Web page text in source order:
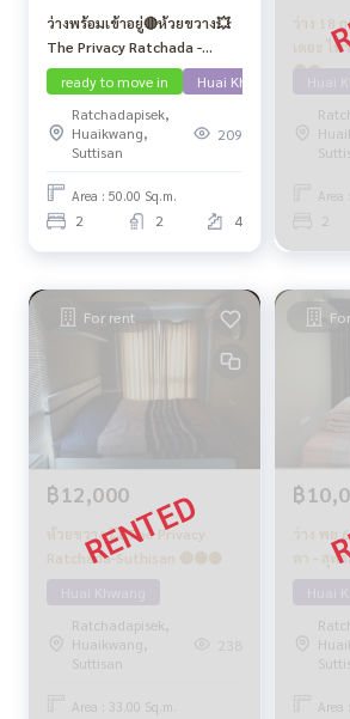
ว่างพร้อมเข้าอยู่🔴ห้วยขวาง💥
The Privacy Ratchada -
Sutthisan
ready to move in
Huai Khwang
Ratchadapisek,
Huaikwang,
Suttisan
209
Area : 50.00 Sq.m.
2 2 4
ว่าง 18
เดอะ ไพ
🟢🟡
Area
2
For rent
฿12,000
ห้วยขวาง 💥 The Privacy
Ratchada-Suthisan 🔴🟢🟡
Ratchadapisek,
Huaikwang,
Suttisan
238
Area : 33.00 Sq.m.
฿
ว่าง พย
ดา - สุทธิ
Area